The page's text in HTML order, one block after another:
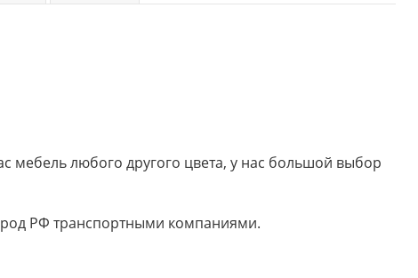
мебель любого другого цвета, у нас большой выбор
РФ транспортными компаниями.